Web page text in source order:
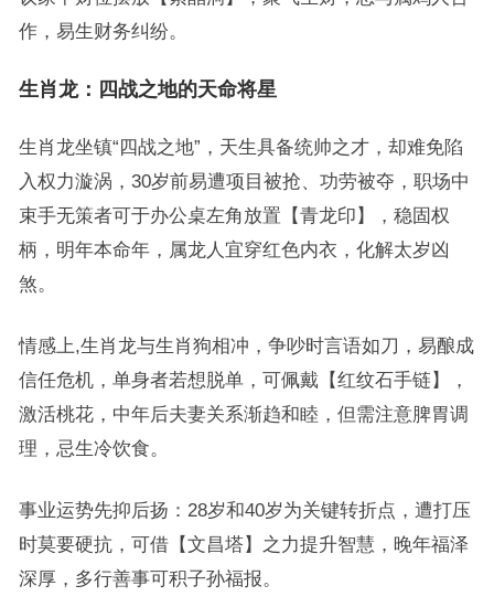
作，易生财务纠纷。
生肖龙：四战之地的天命将星
生肖龙坐镇“四战之地”，天生具备统帅之才，却难免陷
入权力漩涡，30岁前易遭项目被抢、功劳被夺，职场中
束手无策者可于办公桌左角放置【青龙印】，稳固权
柄，明年本命年，属龙人宜穿红色内衣，化解太岁凶
煞。
情感上,生肖龙与生肖狗相冲，争吵时言语如刀，易酿成
信任危机，单身者若想脱单，可佩戴【红纹石手链】，
激活桃花，中年后夫妻关系渐趋和睦，但需注意脾胃调
理，忌生冷饮食。
事业运势先抑后扬：28岁和40岁为关键转折点，遭打压
时莫要硬抗，可借【文昌塔】之力提升智慧，晚年福泽
深厚，多行善事可积子孙福报。